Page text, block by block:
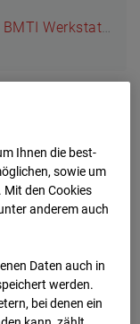
Garching
Garching
Ihnen die best­
sowie um
den Cookies
anderem auch
Daten auch in
werden.
bei denen ein